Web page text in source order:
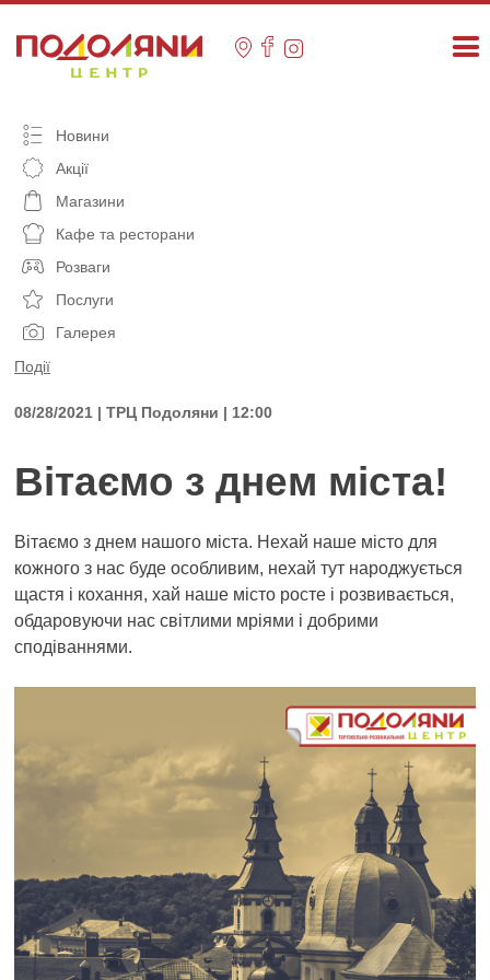
content
Новини
Акції
Магазини
Кафе та ресторани
Розваги
Послуги
Галерея
Події
08/28/2021 | ТРЦ Подоляни | 12:00
Вітаємо з днем міста!
Вітаємо з днем нашого міста. Нехай наше місто для
кожного з нас буде особливим, нехай тут народжується
щастя і кохання, хай наше місто росте і розвивається,
обдаровуючи нас світлими мріями і добрими
сподіваннями.